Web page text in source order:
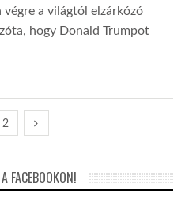
a világtól elzárkózó
hogy Donald Trumpot
2
FACEBOOKON!